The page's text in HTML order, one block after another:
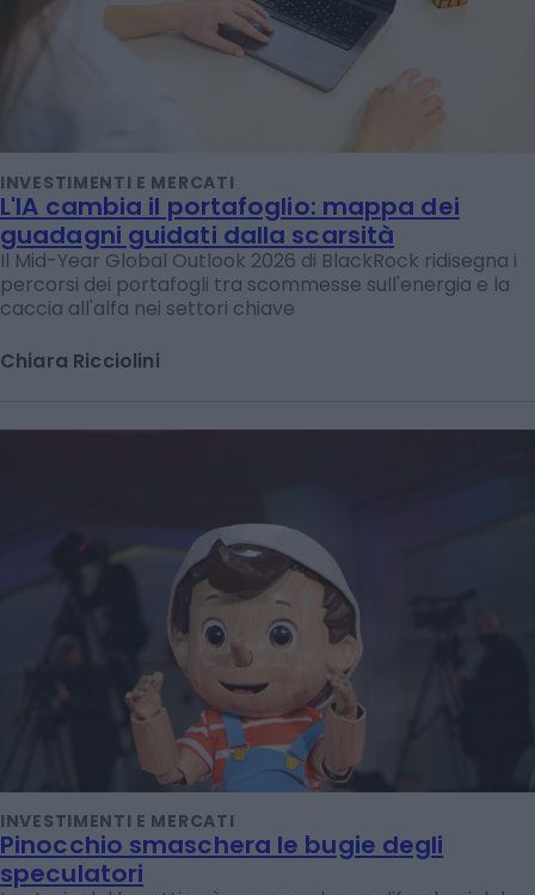
INVESTIMENTI E MERCATI
L'IA cambia il portafoglio: mappa dei
guadagni guidati dalla scarsità
Il Mid-Year Global Outlook 2026 di BlackRock ridisegna i
percorsi dei portafogli tra scommesse sull'energia e la
caccia all'alfa nei settori chiave
Chiara Ricciolini
INVESTIMENTI E MERCATI
Pinocchio smaschera le bugie degli
speculatori